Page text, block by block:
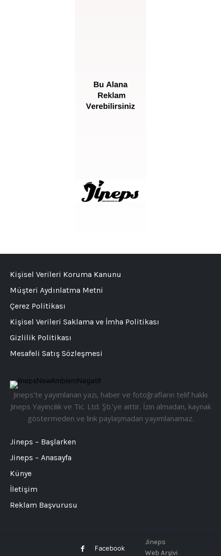
Jineps’te yayımlanan yazı, haber ve fotoğrafların telif hakkı
Jineps Yayıncılık ve Tic. Ltd. Şti.’ye aittir. İzin almadan, kaynak
göstermeden ve link paylaşmadan yayımlanamaz.
Jineps – Başlarken
Jineps – Anasayfa
Künye
İletişim
Reklam Başvurusu
Kişisel Verileri Koruma Kanunu
Müşteri Aydınlatma Metni
Çerez Politikası
Kişisel Verileri Saklama ve İmha Politikası
Gizlilik Politikası
Mesafeli Satış Sözleşmesi
Facebook
Jineps
Web Arşivi